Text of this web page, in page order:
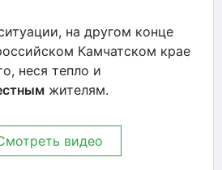
на другом конце
Камчатском крае
неся тепло и
жителям.
видео